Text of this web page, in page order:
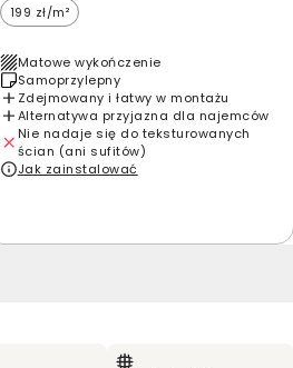
199 zł/m²
Matowe wykończenie
Samoprzylepny
Zdejmowany i łatwy w montażu
Alternatywa przyjazna dla najemców
Nie nadaje się do teksturowanych
ścian (ani sufitów)
Jak zainstalować